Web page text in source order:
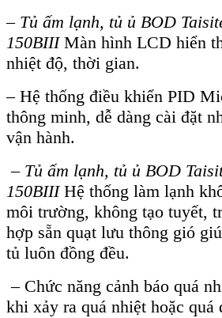
– Tủ ấm lạnh, tủ ủ BOD
150BIIIMàn hình LCD hiển
nhiệt độ, thời gian.
– Hệ thống điều khiển PID
thông minh, dễ dàng cài đặt
vận hành.
– Tủ ấm lạnh, tủ ủ BOD
150BIIIHệ thống làm lạnh
môi trường, không tạo tuyết,
hợp sẵn quạt lưu thông gió
tủ luôn đồng đều.
– Chức năng cảnh báo quá
khi xảy ra quá nhiệt hoặc quá